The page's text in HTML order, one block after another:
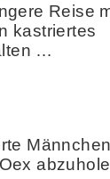
Reise
kastriertes
…